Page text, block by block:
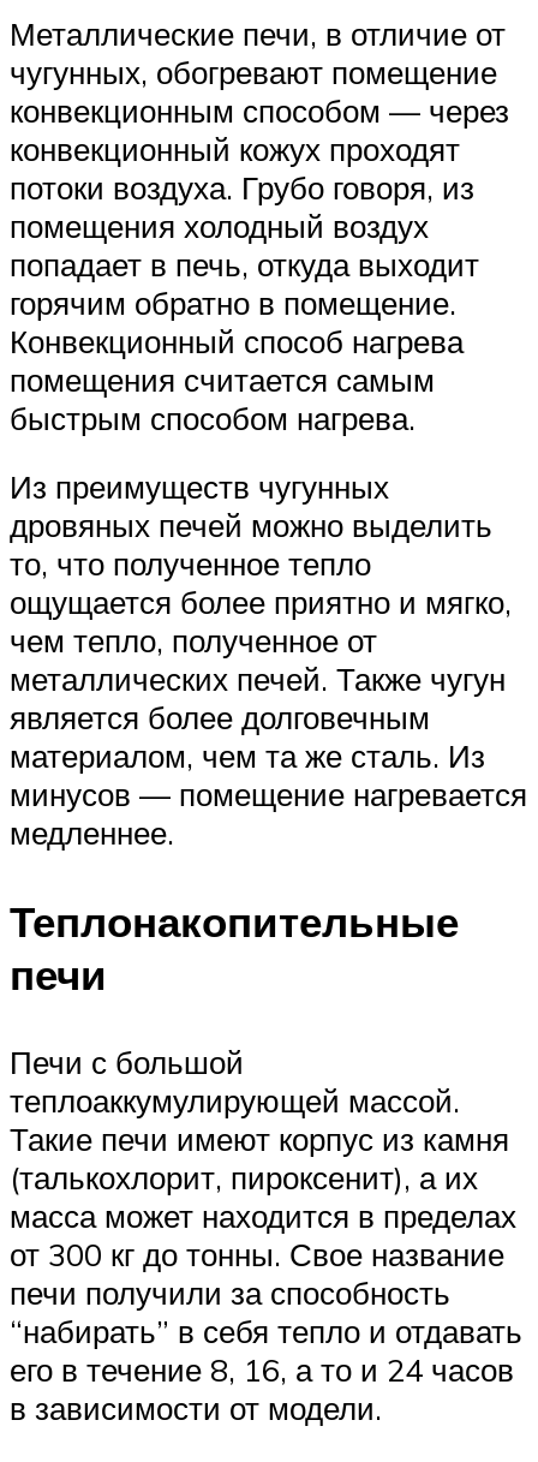
Металлические печи, в отличие от
чугунных, обогревают помещение
конвекционным способом — через
конвекционный кожух проходят
потоки воздуха. Грубо говоря, из
помещения холодный воздух
попадает в печь, откуда выходит
горячим обратно в помещение.
Конвекционный способ нагрева
помещения считается самым
быстрым способом нагрева.
Из преимуществ чугунных
дровяных печей можно выделить
то, что полученное тепло
ощущается более приятно и мягко,
чем тепло, полученное от
металлических печей. Также чугун
является более долговечным
материалом, чем та же сталь. Из
минусов — помещение нагревается
медленнее.
Теплонакопительные
печи
Печи с большой
теплоаккумулирующей массой.
Такие печи имеют корпус из камня
(талькохлорит, пироксенит), а их
масса может находится в пределах
от 300 кг до тонны. Свое название
печи получили за способность
“набирать” в себя тепло и отдавать
его в течение 8, 16, а то и 24 часов
в зависимости от модели.